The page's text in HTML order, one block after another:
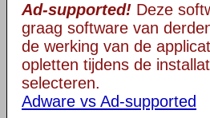
Ad-supported! Deze
graag software van
de werking van de
opletten tijdens de
selecteren.
Adware vs Ad-supported